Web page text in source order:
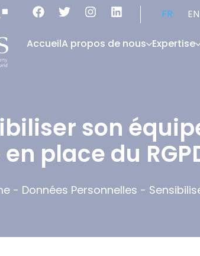
FR EN
AccueilA propos de nous Expertise
son
place du
- Données Personnelles -